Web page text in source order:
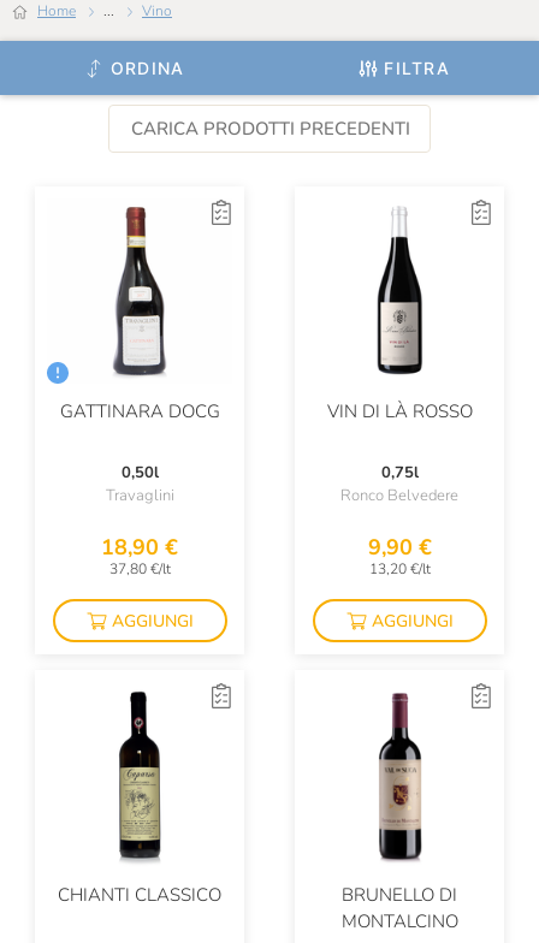
Home ... Vino
ORDINA FILTRA
Ridolfi Montalcino
Rocca Di Frassinello
Salcheto
San Michele Appiano
San Patrignano
San Polo Montalcino
Secondo Marco
Sergio Arcuri
Silvio Carta
Sorrentino
Tenuta Castelbuono
Tenuta I Gelsi
CARICA PRODOTTI PRECEDENTI
GATTINARA DOCG
0,50l
Travaglini
18,90 €
37,80 €/lt
AGGIUNGI
VIN DI LÀ ROSSO
0,75l
Ronco Belvedere
9,90 €
13,20 €/lt
AGGIUNGI
CHIANTI CLASSICO
BRUNELLO DI
MONTALCINO